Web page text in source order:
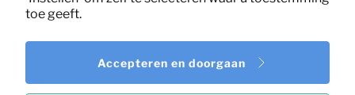
toe geeft.
Accepteren en doorgaan